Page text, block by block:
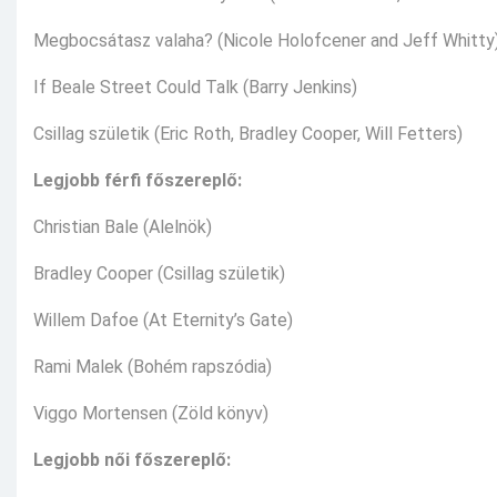
Megbocsátasz valaha? (Nicole Holofcener and Jeff
If Beale Street Could Talk (Barry Jenkins)
Csillag születik (Eric Roth, Bradley Cooper, Will Fetters)
Legjobb férfi főszereplő:
Christian Bale (Alelnök)
Bradley Cooper (Csillag születik)
Willem Dafoe (At Eternity’s Gate)
Rami Malek (Bohém rapszódia)
Viggo Mortensen (Zöld könyv)
Legjobb női főszereplő: